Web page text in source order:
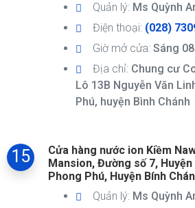
Quản lý: Ms Quỳnh
Điện thoại: (028)
Giờ mở cửa: Sáng
Địa chỉ: Chung cư
Lô 13B Nguyễn Văn
Phú, huyện Bình Chánh
15
Cửa hàng nước ion Kiềm
Mansion, Đường số 7, Huyện
Phong Phú, Huyện Bính
Quản lý: Ms Quỳnh